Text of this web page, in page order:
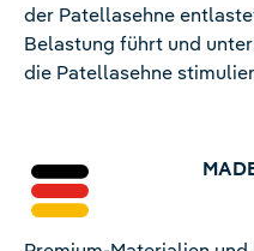
der Patellasehne
Belastung führt und
die Patellasehne